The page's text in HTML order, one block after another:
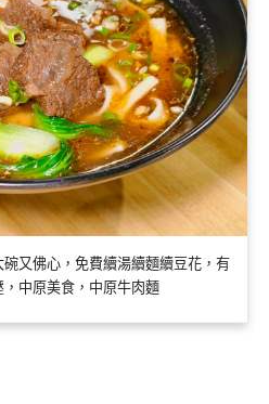
又佛心，免費續湯續麵續豆花，有
中原美食，中原牛肉麵